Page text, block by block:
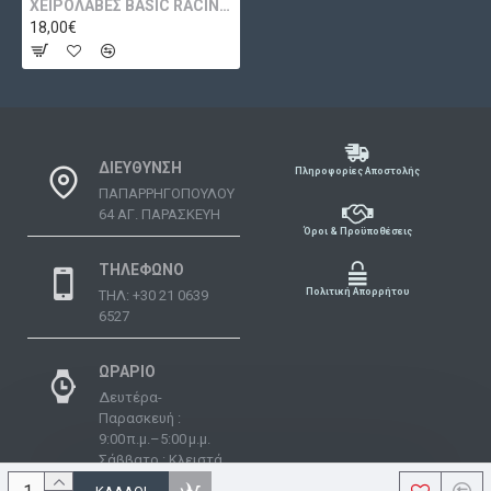
ΧΕΙΡΟΛΑΒΕΣ BASIC RACING BARRACUDA
18,00€
ΔΙΕΥΘΥΝΣΗ
ΠΑΠΑΡΡΗΓΟΠΟΥΛΟΥ
64 ΑΓ. ΠΑΡΑΣΚΕΥΗ
ΤΗΛΕΦΩΝΟ
ΤΗΛ: +30 21 0639
6527
ΩΡΑΡΙΟ
Δευτέρα-
Παρασκευή :
9:00 π.μ.–5:00 μ.μ.
Σάββατο : Κλειστά
Κυριακή : Κλειστά
Πληροφορίες Αποστολής
Όροι & Προϋποθέσεις
Πολιτική Απορρήτου